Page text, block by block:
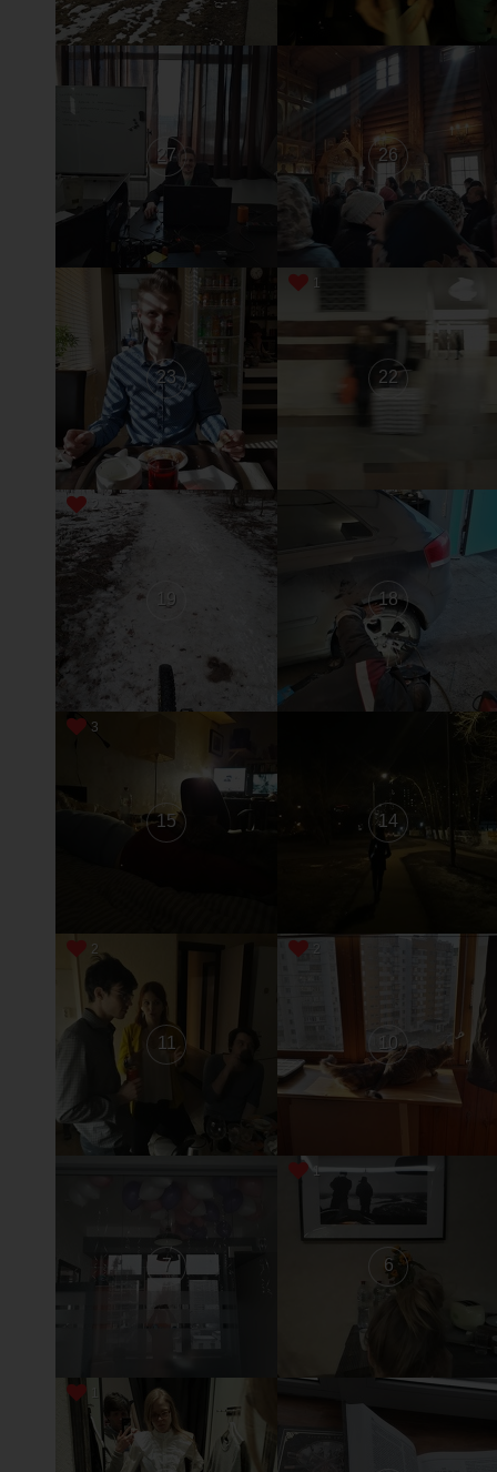
27 26
23 22
1
19
2
18
15
3
14
11
2
10
2
7 6
1